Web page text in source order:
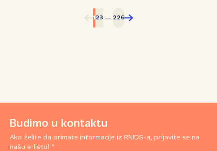
1 23 ... 226
Budimo u kontaktu
Ako želite da primate informacije iz RNIDS-a, prijavite se na
našu e-listu! *